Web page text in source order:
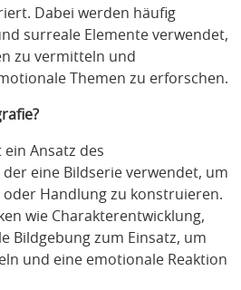
Dabei werden häufig
surreale Elemente verwendet,
zu vermitteln und
Themen zu erforschen.
Ansatz des
eine Bildserie verwendet, um
oder Handlung zu konstruieren.
wie Charakterentwicklung,
Bildgebung zum Einsatz, um
und eine emotionale Reaktion